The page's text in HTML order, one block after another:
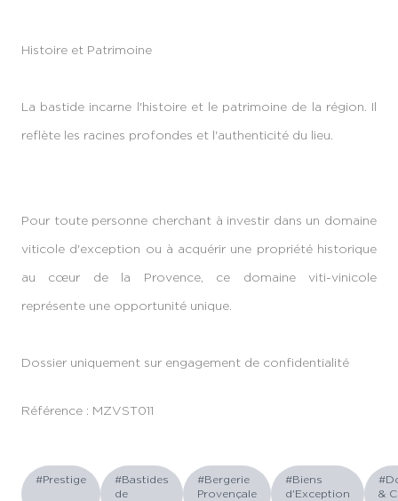
Histoire et Patrimoine
La bastide incarne l'histoire et le patrimoine de la région. Il
reflète les racines profondes et l'authenticité du lieu.
Pour toute personne cherchant à investir dans un domaine
viticole d'exception ou à acquérir une propriété historique
au cœur de la Provence, ce domaine viti-vinicole
représente une opportunité unique.
Dossier uniquement sur engagement de confidentialité
Référence : MZVST011
#Prestige
#Bastides
de
#Bergerie
Provençale
#Biens
d'Exception
&